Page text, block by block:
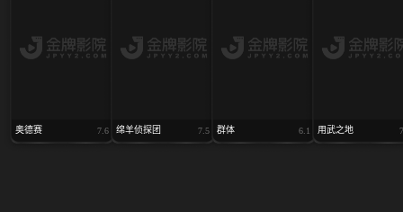
奥德赛 7.6 绵羊侦探团 7.5 群体 6.1 用武之地